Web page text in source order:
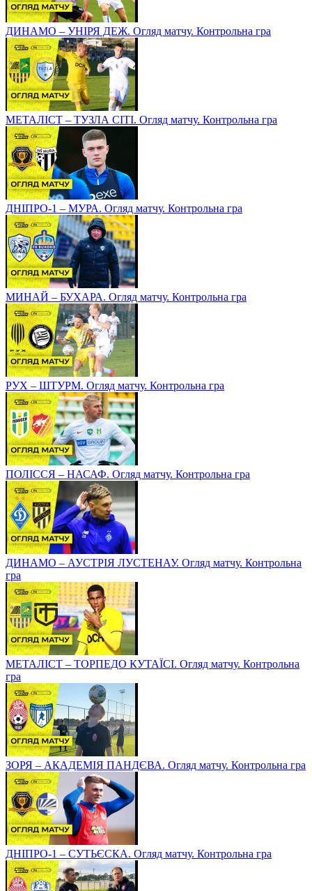
ДИНАМО – УНІРЯ ДЕЖ. Огляд матчу. Контрольна гра
МЕТАЛІСТ – ТУЗЛА СІТІ. Огляд матчу. Контрольна гра
ДНІПРО-1 – МУРА. Огляд матчу. Контрольна гра
МИНАЙ – БУХАРА. Огляд матчу. Контрольна гра
РУХ – ШТУРМ. Огляд матчу. Контрольна гра
ПОЛІССЯ – НАСАФ. Огляд матчу. Контрольна гра
ДИНАМО – АУСТРІЯ ЛУСТЕНАУ. Огляд матчу. Контрольна
гра
МЕТАЛІСТ – ТОРПЕДО КУТАЇСІ. Огляд матчу. Контрольна
гра
ЗОРЯ – АКАДЕМІЯ ПАНДЄВА. Огляд матчу. Контрольна гра
ДНІПРО-1 – СУТЬЄСКА. Огляд матчу. Контрольна гра